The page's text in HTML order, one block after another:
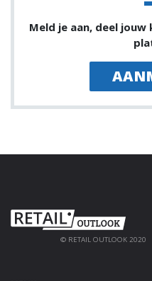
Meld je aan, deel
© RETAIL OUTLOOK 2020